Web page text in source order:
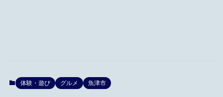
体験・遊び グルメ 魚津市